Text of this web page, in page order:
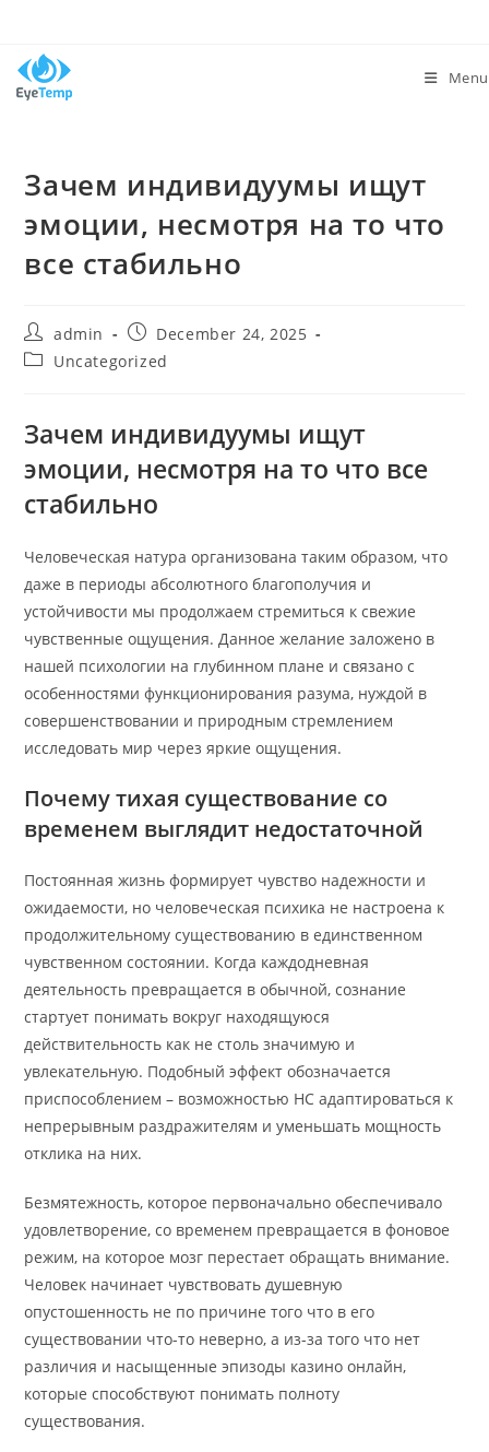
content
Menu
Зачем индивидуумы ищут
эмоции, несмотря на то что
все стабильно
Post
author:
admin
Post
published:
December 24, 2025
PostUncategorized
Зачем индивидуумы ищут
эмоции, несмотря на то что все
стабильно
Человеческая натура организована таким образом, что
даже в периоды абсолютного благополучия и
устойчивости мы продолжаем стремиться к свежие
чувственные ощущения. Данное желание заложено в
нашей психологии на глубинном плане и связано с
особенностями функционирования разума, нуждой в
совершенствовании и природным стремлением
исследовать мир через яркие ощущения.
Почему тихая существование со
временем выглядит недостаточной
Постоянная жизнь формирует чувство надежности и
ожидаемости, но человеческая психика не настроена к
продолжительному существованию в единственном
чувственном состоянии. Когда каждодневная
деятельность превращается в обычной, сознание
стартует понимать вокруг находящуюся
действительность как не столь значимую и
увлекательную. Подобный эффект обозначается
приспособлением – возможностью НС адаптироваться к
непрерывным раздражителям и уменьшать мощность
отклика на них.
Безмятежность, которое первоначально обеспечивало
удовлетворение, со временем превращается в фоновое
режим, на которое мозг перестает обращать внимание.
Человек начинает чувствовать душевную
опустошенность не по причине того что в его
существовании что-то неверно, а из-за того что нет
различия и насыщенные эпизоды казино онлайн,
которые способствуют понимать полноту
существования.